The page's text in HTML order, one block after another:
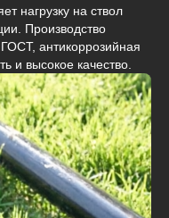
нагрузку на ствол
Производство
антикоррозийная
и высокое качество.